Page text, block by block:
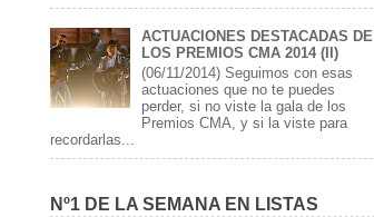
ACTUACIONES DESTACADAS DE
LOS PREMIOS CMA 2014 (II)
(06/11/2014) Seguimos con esas
actuaciones que no te puedes
perder, si no viste la gala de los
Premios CMA, y si la viste para
recordarlas...
Nº1 DE LA SEMANA EN LISTAS